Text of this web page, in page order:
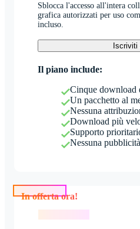
Sblocca l'accesso all'intera
grafica autorizzati per uso
incluso.
Iscriviti
Il piano include:
Cinque download
Un pacchetto al
Nessuna
Download più
Supporto
Nessuna pubblicità